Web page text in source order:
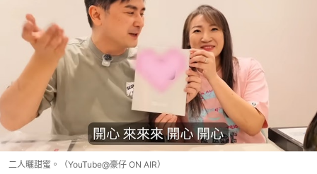
二人曬甜蜜。（YouTube@豪仔 ON AIR）